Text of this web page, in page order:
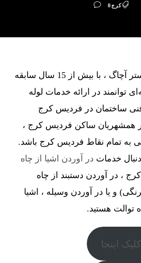
کرج0
گروه فنی آذین گستر آچاگ ، با بیش از 15 سال سابقه
توانمند در ارائه خدمات لوله
ساختمان در فردیس کرج
همشهریان ساکن فردیس کرج ،
به تمام نقاط فردیس کرج باشد.
خدمات در آوردن اشیا از چاه
، در آوردن دستبند از چاه
و یا در آوردن وسیله ، اشیا
توالت هستید.
اینجا